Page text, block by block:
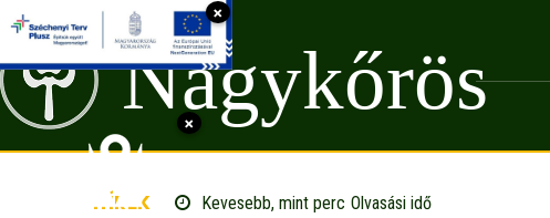
Nagykőrös
HÍREK Kevesebb, mintperc Olvasási idő
×
×